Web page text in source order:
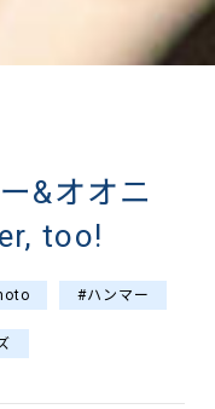
&オオニ
too!
#ハンマー